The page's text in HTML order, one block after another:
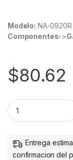
Modelo: NA-0920R
Componentes->
$80.62
VENTILADOR
Entrega
confirmacion del